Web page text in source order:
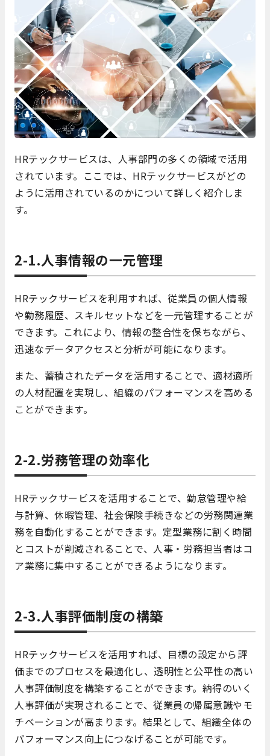
HRテックサービスは、人事部門の多くの領域で活用
されています。ここでは、HRテックサービスがどの
ように活用されているのかについて詳しく紹介しま
す。
2-1.人事情報の一元管理
HRテックサービスを利用すれば、従業員の個人情報
や勤務履歴、スキルセットなどを一元管理することが
できます。これにより、情報の整合性を保ちながら、
迅速なデータアクセスと分析が可能になります。
また、蓄積されたデータを活用することで、適材適所
の人材配置を実現し、組織のパフォーマンスを高める
ことができます。
2-2.労務管理の効率化
HRテックサービスを活用することで、勤怠管理や給
与計算、休暇管理、社会保険手続きなどの労務関連業
務を自動化することができます。定型業務に割く時間
とコストが削減されることで、人事・労務担当者はコ
ア業務に集中することができるようになります。
2-3.人事評価制度の構築
HRテックサービスを活用すれば、目標の設定から評
価までのプロセスを最適化し、透明性と公平性の高い
人事評価制度を構築することができます。納得のいく
人事評価が実現されることで、従業員の帰属意識やモ
チベーションが高まります。結果として、組織全体の
パフォーマンス向上につなげることが可能です。